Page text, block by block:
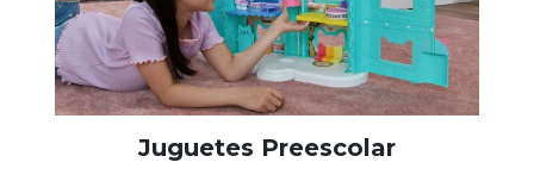
Juguetes Preescolar